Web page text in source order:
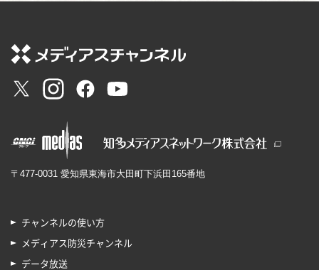
〒477-0031 愛知県東海市大田町下浜田165番地
チャンネルの使い方
メディアス防災チャンネル
データ放送